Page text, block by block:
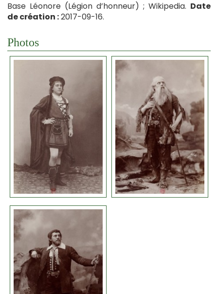
Base Léonore (Légion d’honneur) ; Wikipedia. Date
de création :2017-09-16.
Photos